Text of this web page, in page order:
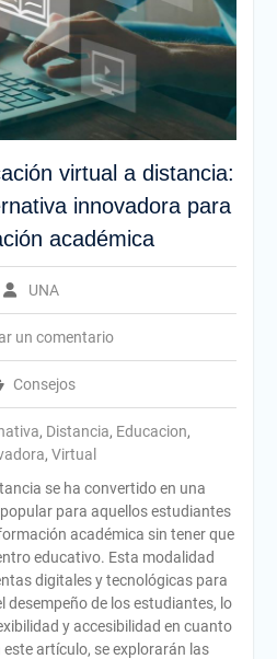
virtual a distancia:
innovadora para
académica
UNA
un comentario
Consejos
, Distancia, Educacion,
,Virtual
se ha convertido en una
para aquellos estudiantes
académica sin tener que
educativo. Esta modalidad
digitales y tecnológicas para
desempeño de los estudiantes, lo
y accesibilidad en cuanto
artículo, se explorarán las